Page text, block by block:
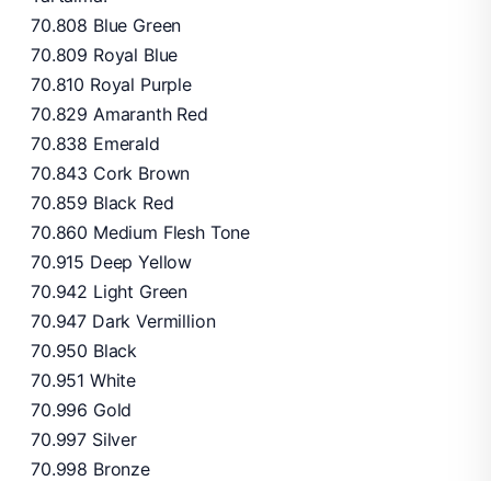
70.808 Blue Green
70.809 Royal Blue
70.810 Royal Purple
70.829 Amaranth Red
70.838 Emerald
70.843 Cork Brown
70.859 Black Red
70.860 Medium Flesh Tone
70.915 Deep Yellow
70.942 Light Green
70.947 Dark Vermillion
70.950 Black
70.951 White
70.996 Gold
70.997 Silver
70.998 Bronze